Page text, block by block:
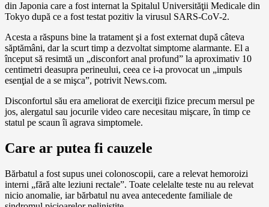
din Japonia care a fost internat la Spitalul Universităţii Medicale din
Tokyo după ce a fost testat pozitiv la virusul SARS-CoV-2.
Acesta a răspuns bine la tratament şi a fost externat după câteva
săptămâni, dar la scurt timp a dezvoltat simptome alarmante. El a
început să resimtă un „disconfort anal profund” la aproximativ 10
centimetri deasupra perineului, ceea ce i-a provocat un „impuls
esenţial de a se mişca”, potrivit News.com.
Disconfortul său era ameliorat de exerciţii fizice precum mersul pe
jos, alergatul sau jocurile video care necesitau mişcare, în timp ce
statul pe scaun îi agrava simptomele.
Care ar putea fi cauzele
Bărbatul a fost supus unei colonoscopii, care a relevat hemoroizi
interni „fără alte leziuni rectale”. Toate celelalte teste nu au relevat
nicio anomalie, iar bărbatul nu avea antecedente familiale de